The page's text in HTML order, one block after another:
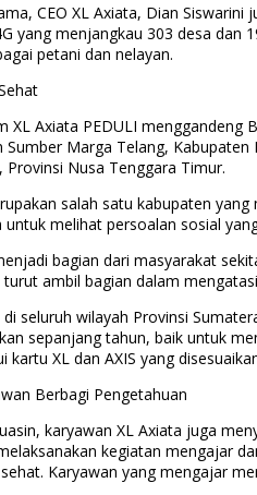
CEO XL Axiata, Dian
yang menjangkau 303 desa
petani dan nelayan.
XL Axiata PEDULI
Sumber Marga Telang,
Nusa Tenggara Timur.
salah satu kabupaten
melihat persoalan sosial
bagian dari masyarakat
ambil bagian dalam
seluruh wilayah Provinsi
sepanjang tahun, baik untuk
kartu XL dan AXIS yang
Berbagi Pengetahuan
karyawan XL Axiata juga
kegiatan mengajar
Karyawan yang mengajar